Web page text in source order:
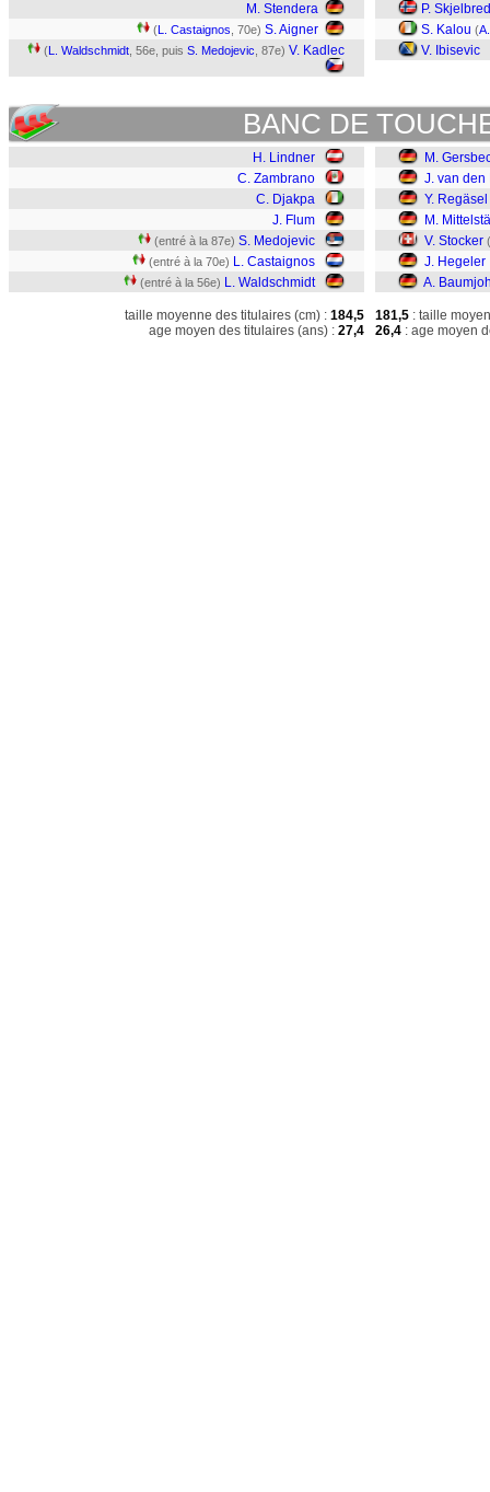
M. Stendera
(L. Castaignos , 70e) S. Aigner
(L. Waldschmidt , 56e, puis S. Medojevic , 87e) V. Kadlec
P. Skjelbred
S. Kalou (
V. Ibisevic
BANC DE
H. Lindner
C. Zambrano
C. Djakpa
J. Flum
(entré à la 87e) S. Medojevic
(entré à la 70e) L. Castaignos
(entré à la 56e) L. Waldschmidt
taille moyenne des titulaires (cm) : 184,5
age moyen des titulaires (ans) : 27,4
M.
J. van den
Y. Regäsel
M.
V. Stocker
J. Hegeler
A.
181,5 : taille
26,4 : age moyen